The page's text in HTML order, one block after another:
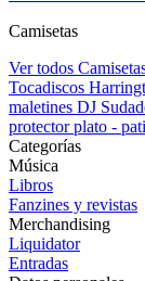
Camisetas
Ver todos
Tocadiscos
maletines DJ
protector plato -
Categorías
Música
Libros
Fanzines y revistas
Merchandising
Liquidator
Entradas